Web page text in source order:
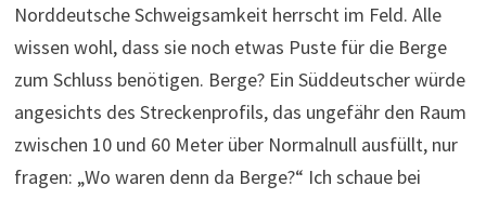
Norddeutsche Schweigsamkeit herrscht im Feld. Alle
wissen wohl, dass sie noch etwas Puste für die Berge
zum Schluss benötigen. Berge? Ein Süddeutscher würde
angesichts des Streckenprofils, das ungefähr den Raum
zwischen 10 und 60 Meter über Normalnull ausfüllt, nur
fragen: „Wo waren denn da Berge?“ Ich schaue bei